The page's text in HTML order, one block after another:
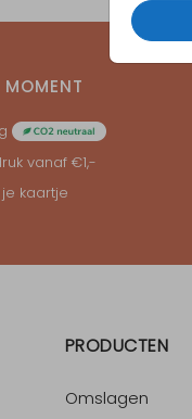
MOMENT
vanaf €1,-
kaartje
PRODUCTEN
Omslagen